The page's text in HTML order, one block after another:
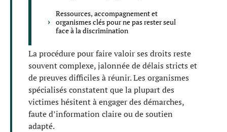
Ressources, accompagnement et
organismes clés pour ne pas rester seul
face à la discrimination
La procédure pour faire valoir ses droits reste
souvent complexe, jalonnée de délais stricts et
de preuves difficiles à réunir. Les organismes
spécialisés constatent que la plupart des
victimes hésitent à engager des démarches,
faute d’information claire ou de soutien
adapté.